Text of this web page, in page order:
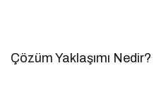
Çözüm Yaklaşımı Nedir?